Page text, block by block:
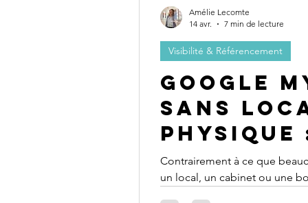
Google
sans
physique
complet
Contrairement à ce que
un local, un cabinet ou une
Visibilité & Référencement
Amélie Lecomte
14 avr.
7 min de lecture